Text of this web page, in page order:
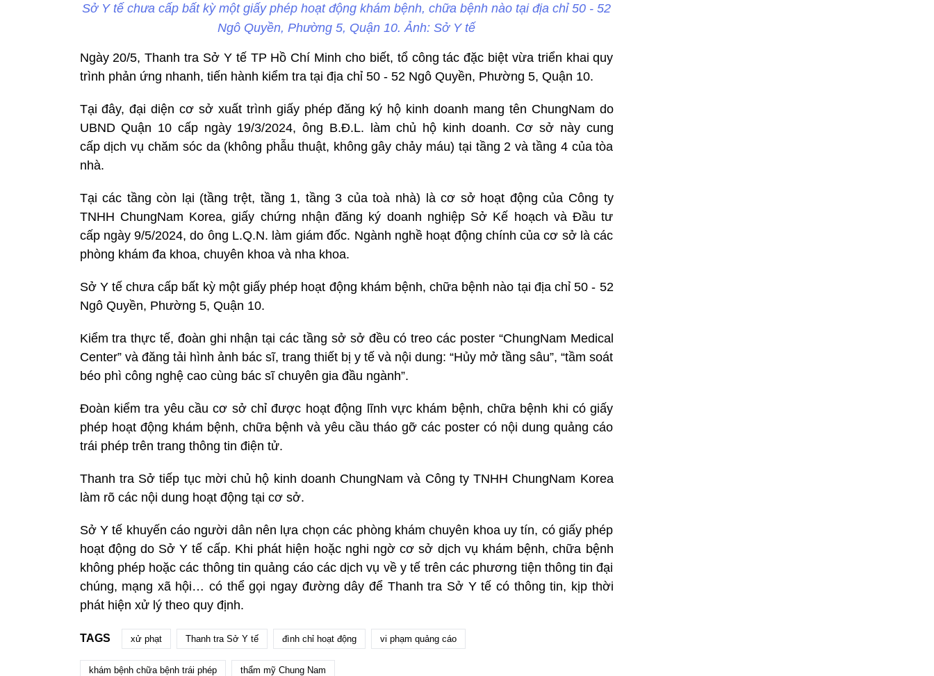
Sở Y tế chưa cấp bất kỳ một giấy phép hoạt động khám bệnh, chữa bệnh nào tại địa chỉ 50 - 52
Ngô Quyền, Phường 5, Quận 10. Ảnh: Sở Y tế
Ngày 20/5, Thanh tra Sở Y tế TP Hồ Chí Minh cho biết, tổ công tác đặc biệt vừa triển khai quy
trình phản ứng nhanh, tiến hành kiểm tra tại địa chỉ 50 - 52 Ngô Quyền, Phường 5, Quận 10.
Tại đây, đại diện cơ sở xuất trình giấy phép đăng ký hộ kinh doanh mang tên ChungNam do
UBND Quận 10 cấp ngày 19/3/2024, ông B.Đ.L. làm chủ hộ kinh doanh. Cơ sở này cung
cấp dịch vụ chăm sóc da (không phẫu thuật, không gây chảy máu) tại tầng 2 và tầng 4 của tòa
nhà.
Tại các tầng còn lại (tầng trệt, tầng 1, tầng 3 của toà nhà) là cơ sở hoạt động của Công ty
TNHH ChungNam Korea, giấy chứng nhận đăng ký doanh nghiệp Sở Kế hoạch và Đầu tư
cấp ngày 9/5/2024, do ông L.Q.N. làm giám đốc. Ngành nghề hoạt động chính của cơ sở là các
phòng khám đa khoa, chuyên khoa và nha khoa.
Sở Y tế chưa cấp bất kỳ một giấy phép hoạt động khám bệnh, chữa bệnh nào tại địa chỉ 50 - 52
Ngô Quyền, Phường 5, Quận 10.
Kiểm tra thực tế, đoàn ghi nhận tại các tầng sở sở đều có treo các poster “ChungNam Medical
Center” và đăng tải hình ảnh bác sĩ, trang thiết bị y tế và nội dung: “Hủy mở tầng sâu”, “tầm soát
béo phì công nghệ cao cùng bác sĩ chuyên gia đầu ngành”.
Đoàn kiểm tra yêu cầu cơ sở chỉ được hoạt động lĩnh vực khám bệnh, chữa bệnh khi có giấy
phép hoạt động khám bệnh, chữa bệnh và yêu cầu tháo gỡ các poster có nội dung quảng cáo
trái phép trên trang thông tin điện tử.
Thanh tra Sở tiếp tục mời chủ hộ kinh doanh ChungNam và Công ty TNHH ChungNam Korea
làm rõ các nội dung hoạt động tại cơ sở.
Sở Y tế khuyến cáo người dân nên lựa chọn các phòng khám chuyên khoa uy tín, có giấy phép
hoạt động do Sở Y tế cấp. Khi phát hiện hoặc nghi ngờ cơ sở dịch vụ khám bệnh, chữa bệnh
không phép hoặc các thông tin quảng cáo các dịch vụ về y tế trên các phương tiện thông tin đại
chúng, mạng xã hội… có thể gọi ngay đường dây để Thanh tra Sở Y tế có thông tin, kịp thời
phát hiện xử lý theo quy định.
TAGS xử phạt Thanh tra Sở Y tế đình chỉ hoạt động vi phạm quảng cáo
khám bệnh chữa bệnh trái phép thẩm mỹ Chung Nam